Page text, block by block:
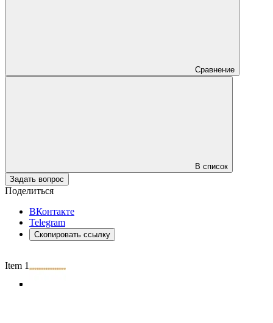
Сравнение
В список
Задать вопрос
Поделиться
ВКонтакте
Telegram
Скопировать ссылку
Item 1 of 5